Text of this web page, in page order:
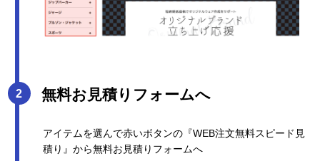
無料お見積りフォームへ
アイテムを選んで赤いボタンの『WEB注文無料スピード見
積り』から無料お見積りフォームへ